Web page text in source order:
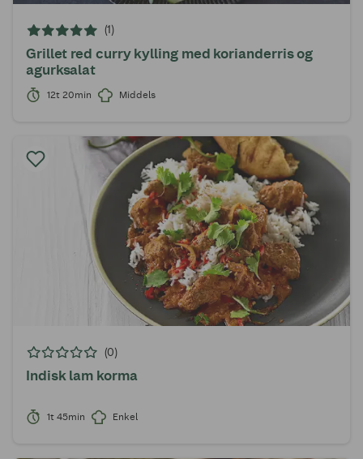
(1)
Grillet red curry kylling med korianderris og
agurksalat
12t 20min Middels
(0)
Indisk lam korma
1t 45min Enkel